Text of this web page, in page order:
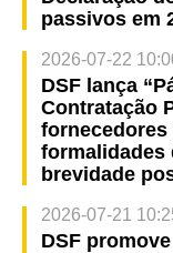
passivos em
2026-07-22
DSF lança
Contratação
fornecedores
formalidades
brevidade
2026-07-21
DSF